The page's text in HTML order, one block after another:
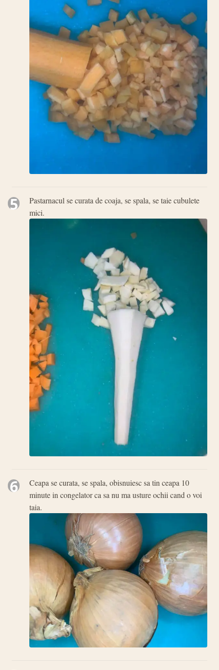
5
Pastarnacul se curata de coaja, se spala, se taie cubulete
mici.
6
Ceapa se curata, se spala, obisnuiesc sa tin ceapa 10
minute in congelator ca sa nu ma usture ochii cand o voi
taia.